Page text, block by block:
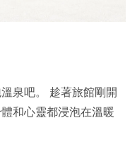
泉吧。 趁著旅館剛開
和心靈都浸泡在溫暖